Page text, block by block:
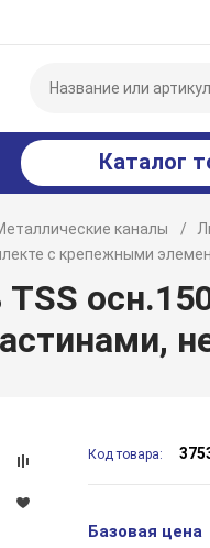
Каталог
каналы
с крепежными
Код товара:
Базовая цена